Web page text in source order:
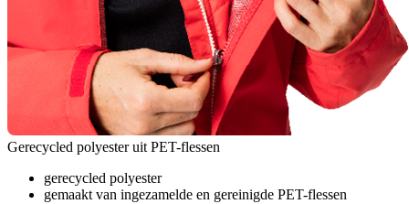
Gerecycled polyester uit PET-flessen
gerecycled polyester
gemaakt van ingezamelde en gereinigde PET-flessen